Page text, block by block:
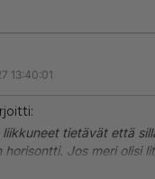
13:40:01
liikkuneet tietävät että
horisontti. Jos meri olisi
sumuun ja isoja